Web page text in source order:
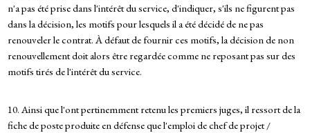
n'a pas été prise dans l'intérêt du service, d'indiquer, s'ils ne figurent pas
dans la décision, les motifs pour lesquels il a été décidé de ne pas
renouveler le contrat. À défaut de fournir ces motifs, la décision de non
renouvellement doit alors être regardée comme ne reposant pas sur des
motifs tirés de l'intérêt du service.
10. Ainsi que l'ont pertinemment retenu les premiers juges, il ressort de la
fiche de poste produite en défense que l'emploi de chef de projet /